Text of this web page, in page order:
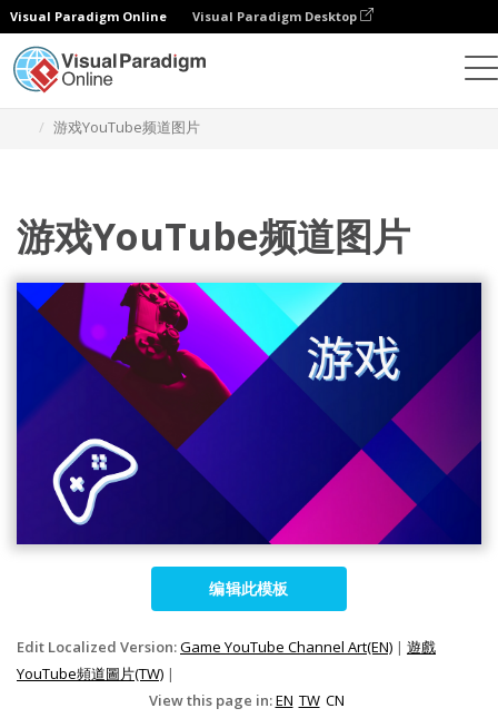
Visual Paradigm Online Visual Paradigm Desktop
游戏YouTube频道图片
游戏YouTube频道图片
编辑此模板
Edit Localized Version:Game YouTube Channel Art(EN) | 遊戲
YouTube頻道圖片(TW) |
View this page in:EN TW CN